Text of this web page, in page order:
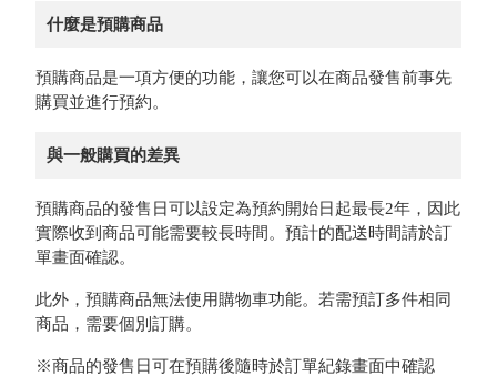
什麼是預購商品
預購商品是一項方便的功能，讓您可以在商品發售前事先
購買並進行預約。
與一般購買的差異
預購商品的發售日可以設定為預約開始日起最長2年，因此
實際收到商品可能需要較長時間。預計的配送時間請於訂
單畫面確認。
此外，預購商品無法使用購物車功能。若需預訂多件相同
商品，需要個別訂購。
※商品的發售日可在預購後隨時於訂單紀錄畫面中確認